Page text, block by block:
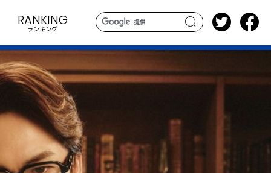
search
RANKING
ランキング